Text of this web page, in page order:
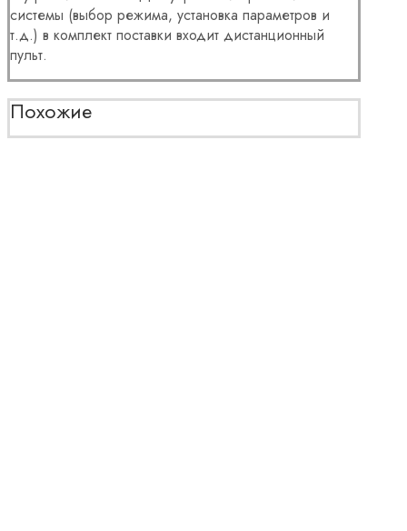
системы (выбор режима, установка параметров и
т.д.) в комплект поставки входит дистанционный
пульт.
Похожие